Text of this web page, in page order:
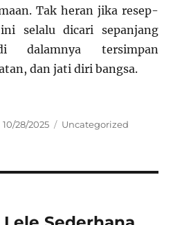
Tak heran jika resep-
selalu dicari sepanjang
dalamnya tersimpan
dan jati diri bangsa.
Posted
10/28/2025 Categories
Uncategorized